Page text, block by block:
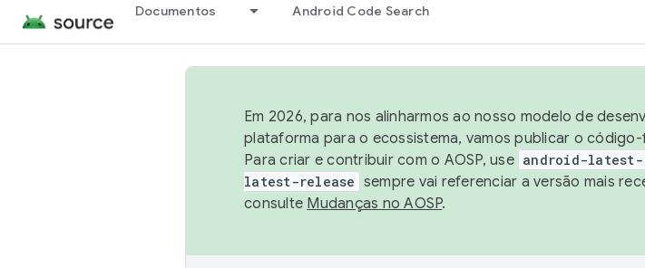
Documentos Android Code Search
Em 2026, para nos alinharmos ao nosso modelo de
plataforma para o ecossistema, vamos publicar o
Para criar e contribuir com o AOSP, use android-latest-
latest-release sempre vai referenciar a versão mais
consulte Mudanças no AOSP.